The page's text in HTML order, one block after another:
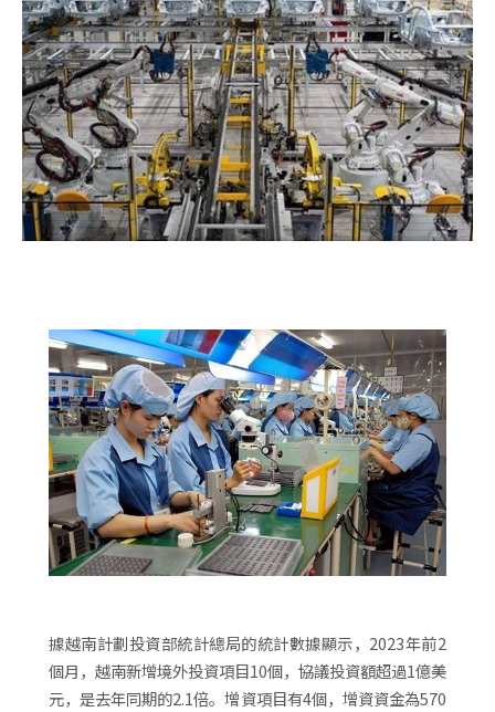
據越南計劃投資部統計總局的統計數據顯示，2023年前2
個月，越南新增境外投資項目10個，協議投資額超過1億美
元，是去年同期的2.1倍。增資項目有4個，增資資金為570